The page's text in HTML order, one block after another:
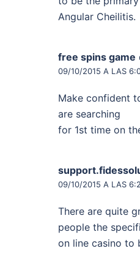
Angular Cheilitis.
free spins game
09/10/2015 A LAS
Make confident
are searching
for 1st time on
09/10/2015 A LAS
There are quite
people the
on line casino to